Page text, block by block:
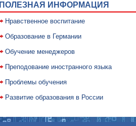
ПОЛЕЗНАЯ ИНФОРМАЦИЯ
Нравственное воспитание
Образование в Германии
Обучение менеджеров
Преподование иностранного языка
Проблемы обучения
Развитие образования в России